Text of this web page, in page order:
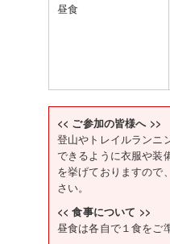
昼食
<< ご参加の皆様へ >>
登山やトレイルランニ
できるように衣服や装
を挙げておりますので
さい。
<< 食事について >>
昼食は各自で１食をご